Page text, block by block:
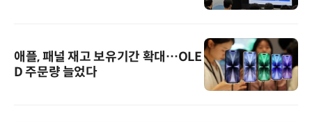
애플, 패널 재고 보유기간 확대…OLE
D 주문량 늘었다